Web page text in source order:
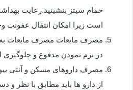
حمام سیتز بنشینید.رعایت
است زیرا امکان انتقال عفونت
مصرف مایعات مصرف مایعات
در نرم نمودن مدفوع و جلوگیری
مصرف داروهای مسکن و آنتی
از دارو ها باید مطابق با نظر و